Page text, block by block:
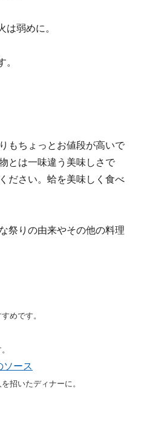
弱めに。
もちょっとお値段が高いで
とは一味違う美味しさで
ださい。蛤を美味しく食べ
祭りの由来やその他の料理
めです。
ソース
招いたディナーに。